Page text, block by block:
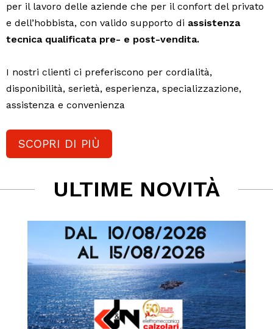
per il lavoro delle aziende che per il confort del privato
e dell’hobbista, con valido supporto di assistenza
tecnica qualificata pre- e post-vendita.
I nostri clienti ci preferiscono per cordialità,
disponibilità, serietà, esperienza, specializzazione,
assistenza e convenienza
SCOPRI DI PIÙ
ULTIME NOVITÀ